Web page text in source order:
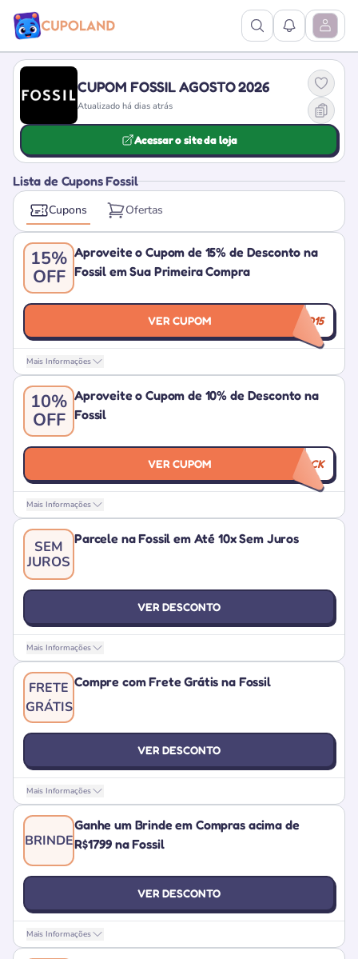
Ver Pesquisa
Ver Abrir
CUPOM FOSSIL AGOSTO 2026
Atualizado há dias atrás
Acessar o site da loja
Lista de Cupons Fossil
Cupons Ofertas
15%
OFF
Aproveite o Cupom de 15% de Desconto na
Fossil em Sua Primeira Compra
VER CUPOM BEMVINDO15
Mais Informações
10%
OFF
Aproveite o Cupom de 10% de Desconto na
Fossil
VER CUPOM COMEBACK
Mais Informações
SEM
JUROS
Parcele na Fossil em Até 10x Sem Juros
VER DESCONTO
Mais Informações
FRETE
GRÁTIS
Compre com Frete Grátis na Fossil
VER DESCONTO
Mais Informações
BRINDE
Ganhe um Brinde em Compras acima de
R$1799 na Fossil
VER DESCONTO
Mais Informações